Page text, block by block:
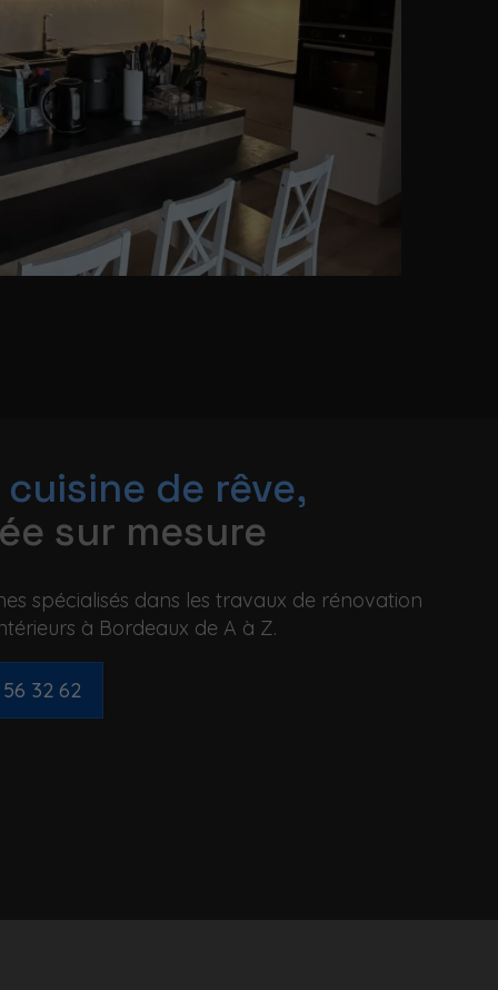
de rêve,
sur mesure
spécialisés dans les travaux de rénovation
à Bordeaux de A à Z.
32 62